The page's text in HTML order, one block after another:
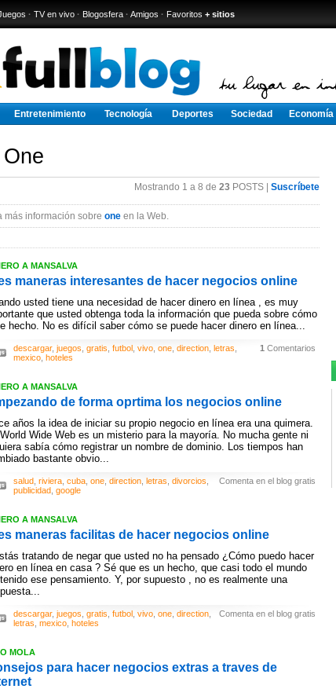
· TV en vivo · Blogosfera · Amigos · Favoritos + sitios
Entretenimiento Tecnología Deportes Sociedad Economía
One
Mostrando 1 a 8 de 23 POSTS | Suscríbete
más información sobre one en la Web.
A MANSALVA
maneras interesantes de hacer negocios online
usted tiene una necesidad de hacer dinero en línea , es muy
que usted obtenga toda la información que pueda sobre cómo
hecho. No es difícil saber cómo se puede hacer dinero en línea...
1 Comentarios
descargar, juegos gratis futbol vivo one direction letras
mexico hoteles
A MANSALVA
de forma oprtima los negocios online
años la idea de iniciar su propio negocio en línea era una quimera.
Wide Web es un misterio para la mayoría. No mucha gente ni
sabía cómo registrar un nombre de dominio. Los tiempos han
bastante obvio...
Comenta en el blog gratis
salud riviera cuba one direction letras divorcios
publicidad google
A MANSALVA
maneras facilitas de hacer negocios online
tratando de negar que usted no ha pensado ¿Cómo puedo hacer
en línea en casa ? Sé que es un hecho, que casi todo el mundo
ese pensamiento. Y, por supuesto , no es realmente una
Comenta en el blog gratis
descargar, juegos gratis futbol vivo one direction
letras mexico hoteles
MOLA
para hacer negocios extras a traves de